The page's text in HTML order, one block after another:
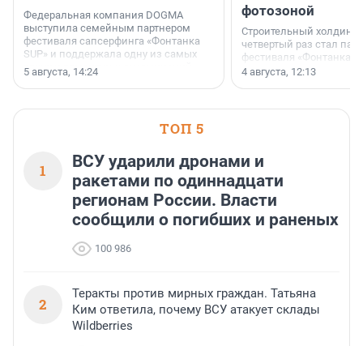
Федеральная компания DOGMA
выступила семейным партнером
фестиваля сапсерфинга «Фонтанка
SUP» и поддержала одну из самых
ярких и романтичных номинаций —
«SUP-свадьба».
5 августа, 14:24
фотозоной
Строительный холдинг
четвертый раз стал
фестиваля «Фонтанка
раз компания
посетителям
4 августа, 12:13
ТОП 5
1
ВСУ ударили дронами и
ракетами по одиннадцати
регионам России. Власти
сообщили о погибших и раненых
100 986
2
Теракты против мирных граждан. Татьяна
Ким ответила, почему ВСУ атакует склады
Wildberries